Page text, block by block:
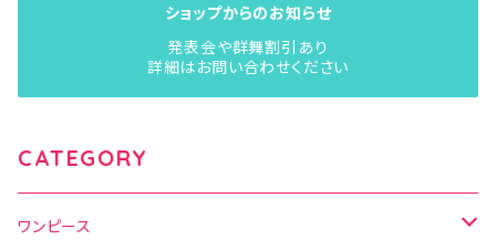
ショップからのお知らせ
発表会や群舞割引あり
詳細はお問い合わせください
CATEGORY
ワンピース